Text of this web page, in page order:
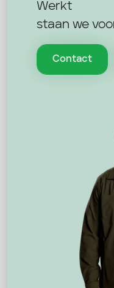
Werkt
staan we
Contact